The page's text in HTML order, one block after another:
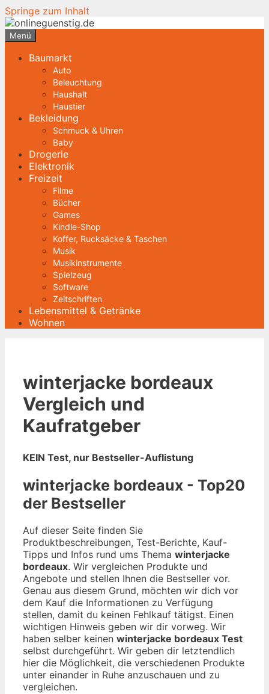
Springe zum Inhalt
Menü
Baumarkt
Auto
Beleuchtung
Haushalt
Haustier
Bekleidung
Schmuck & Uhren
Baby
Drogerie
Elektronik
Freizeit
Filme
Bücher
Games
Kindle-Shop
Koffer, Rucksäcke & Taschen
Musik
Musikinstrumente
Spielzeug
Software
Zeitschriften
Lebensmittel & Getränke
Wohnen
winterjacke bordeaux
Vergleich und
Kaufratgeber
KEIN Test, nur Bestseller-Auflistung
winterjacke bordeaux - Top20
der Bestseller
Auf dieser Seite finden Sie
Produktbeschreibungen, Test-Berichte, Kauf-
Tipps und Infos rund ums Thema winterjacke
bordeaux. Wir vergleichen Produkte und
Angebote und stellen Ihnen die Bestseller vor.
Genau aus diesem Grund, möchten wir dich vor
dem Kauf die Informationen zu Verfügung
stellen, damit du keinen Fehlkauf tätigst. Einen
wichtigen Hinweis geben wir dir vorweg. Wir
haben selber keinen winterjacke bordeaux Test
selbst durchgeführt. Wir geben dir letztendlich
hier die Möglichkeit, die verschiedenen Produkte
unter einander in Ruhe anzuschauen und zu
vergleichen.